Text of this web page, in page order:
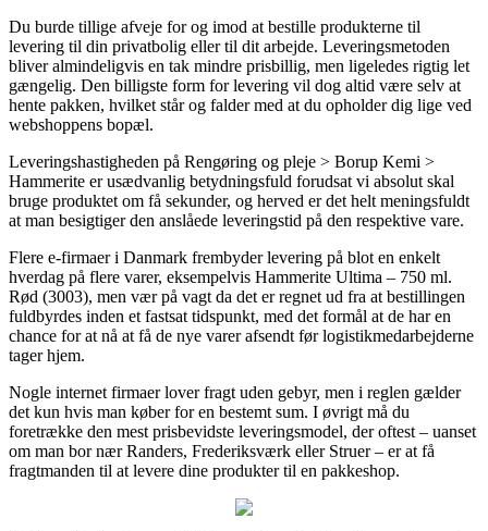
Du burde tillige afveje for og imod at bestille produkterne til
levering til din privatbolig eller til dit arbejde. Leveringsmetoden
bliver almindeligvis en tak mindre prisbillig, men ligeledes rigtig let
gængelig. Den billigste form for levering vil dog altid være selv at
hente pakken, hvilket står og falder med at du opholder dig lige ved
webshoppens bopæl.
Leveringshastigheden på Rengøring og pleje > Borup Kemi >
Hammerite er usædvanlig betydningsfuld forudsat vi absolut skal
bruge produktet om få sekunder, og herved er det helt meningsfuldt
at man besigtiger den anslåede leveringstid på den respektive vare.
Flere e-firmaer i Danmark frembyder levering på blot en enkelt
hverdag på flere varer, eksempelvis Hammerite Ultima – 750 ml.
Rød (3003), men vær på vagt da det er regnet ud fra at bestillingen
fuldbyrdes inden et fastsat tidspunkt, med det formål at de har en
chance for at nå at få de nye varer afsendt før logistikmedarbejderne
tager hjem.
Nogle internet firmaer lover fragt uden gebyr, men i reglen gælder
det kun hvis man køber for en bestemt sum. I øvrigt må du
foretrække den mest prisbevidste leveringsmodel, der oftest – uanset
om man bor nær Randers, Frederiksværk eller Struer – er at få
fragtmanden til at levere dine produkter til en pakkeshop.